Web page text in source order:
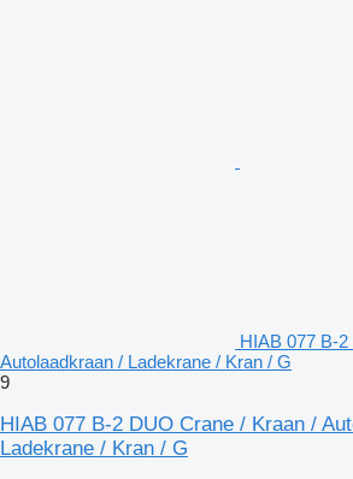
HIAB 077 B-
Autolaadkraan / Ladekrane / Kran / G
9
HIAB 077 B-2 DUO Crane / Kraan /
Ladekrane / Kran / G